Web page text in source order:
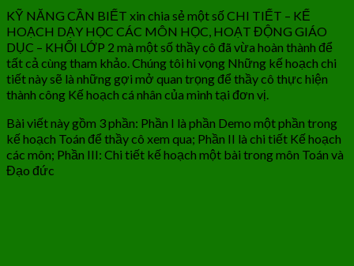
KỸ NĂNG CẦN BIẾT xin chia sẻ một số CHI TIẾT – KẾ
HOẠCH DẠY HỌC CÁC MÔN HỌC, HOẠT ĐỘNG GIÁO
DỤC – KHỐI LỚP 2 mà một số thầy cô đã vừa hoàn thành để
tất cả cùng tham khảo. Chúng tôi hi vọng Những kế hoạch chi
tiết này sẽ là những gợi mở quan trọng để thầy cô thực hiện
thành công Kế hoạch cá nhân của mình tại đơn vị.
Bài viết này gồm 3 phần: Phần I là phần Demo một phần trong
kế hoạch Toán để thầy cô xem qua; Phần II là chi tiết Kế hoạch
các môn; Phần III: Chi tiết kế hoạch một bài trong môn Toán và
Đạo đức